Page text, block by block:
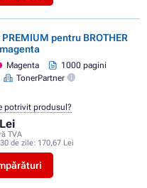
pentru BROTHER
Magenta
1000 pagini
TonerPartner
TVA
de zile: 170,67 Lei
potrivit produsul?